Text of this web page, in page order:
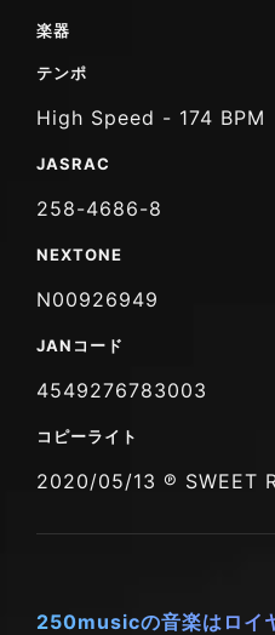
楽器
テンポ
High Speed - 174 BPM
JASRAC
258-4686-8
NEXTONE
N00926949
JANコード
4549276783003
コピーライト
2020/05/13 ℗ SWEET
250musicの音楽はロイ